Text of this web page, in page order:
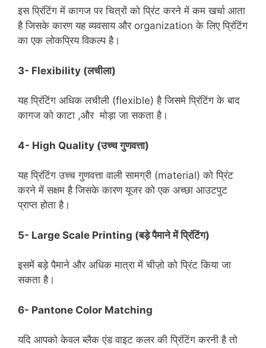
इस प्रिंटिंग में कागज पर चित्रों को प्रिंट करने में कम खर्चा आता
है जिसके कारण यह व्यवसाय और organization के लिए प्रिंटिंग
का एक लोकप्रिय विकल्प है।
3- Flexibility (लचीला)
यह प्रिंटिंग अधिक लचीली (flexible) है जिसमे प्रिंटिंग के बाद
कागज को काटा ,और मोड़ा जा सकता है।
4- High Quality (उच्च गुणवत्ता)
यह प्रिंटिंग उच्च गुणवत्ता वाली सामग्री (material) को प्रिंट
करने में सक्षम है जिसके कारण यूजर को एक अच्छा आउटपुट
प्राप्त होता है।
5- Large Scale Printing (बड़े पैमाने में प्रिंटिंग)
इसमें बड़े पैमाने और अधिक मात्रा में चीज़ो को प्रिंट किया जा
सकता है।
6- Pantone Color Matching
यदि आपको केवल ब्लैक एंड वाइट कलर की प्रिंटिंग करनी है तो